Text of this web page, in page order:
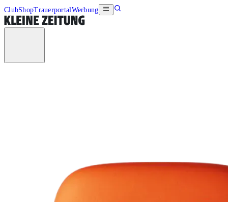
ClubShopTrauerportalWerbung